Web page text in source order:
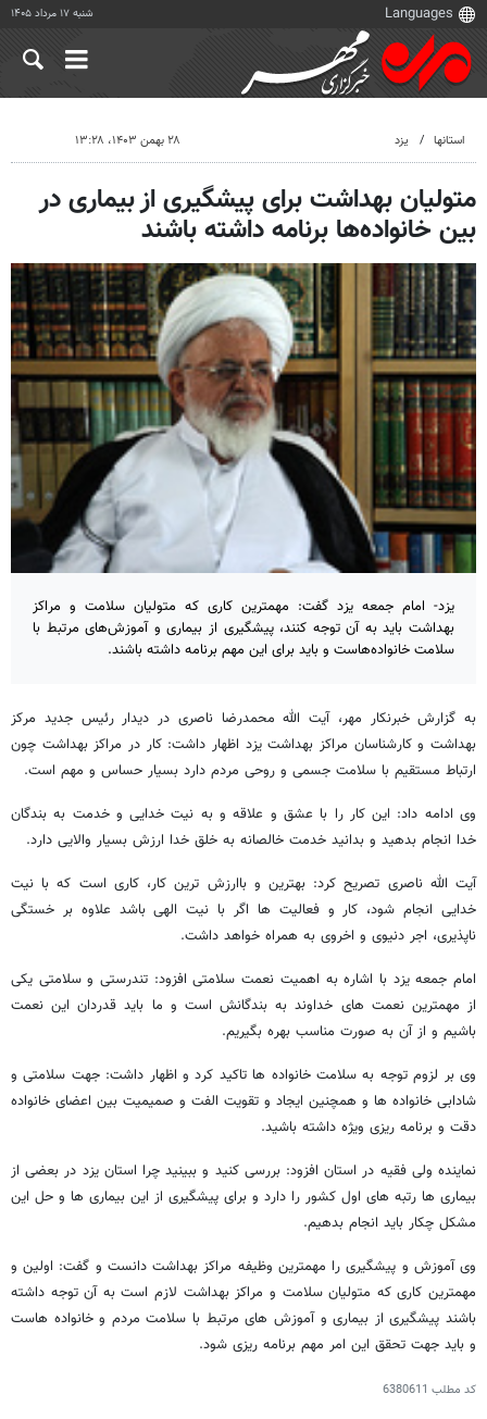
شنبه ۱۷ مرداد ۱۴۰۵
استانها یزد ۲۸ بهمن ۱۴۰۳، ۱۳:۲۸
متولیان بهداشت برای پیشگیری از بیماری در
بین خانواده‌ها برنامه داشته باشند
یزد- امام جمعه یزد گفت: مهمترین کاری که متولیان سلامت و مراکز
بهداشت باید به آن توجه کنند، پیشگیری از بیماری و آموزش‌های مرتبط با
سلامت خانواده‌هاست و باید برای این مهم برنامه داشته باشند.
به گزارش خبرنکار مهر، آیت الله محمدرضا ناصری در دیدار رئیس جدید مرکز
بهداشت و کارشناسان مراکز بهداشت یزد اظهار داشت: کار در مراکز بهداشت چون
ارتباط مستقیم با سلامت جسمی و روحی مردم دارد بسیار حساس و مهم است.
وی ادامه داد: این کار را با عشق و علاقه و به نیت خدایی و خدمت به بندگان
خدا انجام بدهید و بدانید خدمت خالصانه به خلق خدا ارزش بسیار والایی دارد.
آیت الله ناصری تصریح کرد: بهترین و باارزش ترین کار، کاری است که با نیت
خدایی انجام شود، کار و فعالیت ها اگر با نیت الهی باشد علاوه بر خستگی
ناپذیری، اجر دنیوی و اخروی به همراه خواهد داشت.
امام جمعه یزد با اشاره به اهمیت نعمت سلامتی افزود: تندرستی و سلامتی یکی
از مهمترین نعمت های خداوند به بندگانش است و ما باید قدردان این نعمت
باشیم و از آن به صورت مناسب بهره بگیریم.
وی بر لزوم توجه به سلامت خانواده ها تاکید کرد و اظهار داشت: جهت سلامتی و
شادابی خانواده ها و همچنین ایجاد و تقویت الفت و صمیمیت بین اعضای خانواده
دقت و برنامه ریزی ویژه داشته باشید.
نماینده ولی فقیه در استان افزود: بررسی کنید و ببینید چرا استان یزد در بعضی از
بیماری ها رتبه های اول کشور را دارد و برای پیشگیری از این بیماری ها و حل این
مشکل چکار باید انجام بدهیم.
وی آموزش و پیشگیری را مهمترین وظیفه مراکز بهداشت دانست و گفت: اولین و
مهمترین کاری که متولیان سلامت و مراکز بهداشت لازم است به آن توجه داشته
باشند پیشگیری از بیماری و آموزش های مرتبط با سلامت مردم و خانواده هاست
و باید جهت تحقق این امر مهم برنامه ریزی شود.
کد مطلب 6380611